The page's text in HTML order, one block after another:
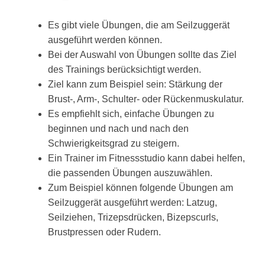
Es gibt viele Übungen, die am Seilzuggerät
ausgeführt werden können.
Bei der Auswahl von Übungen sollte das Ziel
des Trainings berücksichtigt werden.
Ziel kann zum Beispiel sein: Stärkung der
Brust-, Arm-, Schulter- oder Rückenmuskulatur.
Es empfiehlt sich, einfache Übungen zu
beginnen und nach und nach den
Schwierigkeitsgrad zu steigern.
Ein Trainer im Fitnessstudio kann dabei helfen,
die passenden Übungen auszuwählen.
Zum Beispiel können folgende Übungen am
Seilzuggerät ausgeführt werden: Latzug,
Seilziehen, Trizepsdrücken, Bizepscurls,
Brustpressen oder Rudern.